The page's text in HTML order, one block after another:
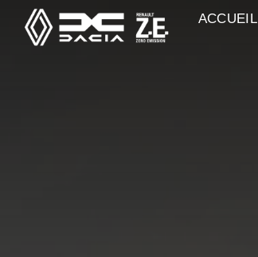
ACCUEIL
Panneau de gestion des cookies